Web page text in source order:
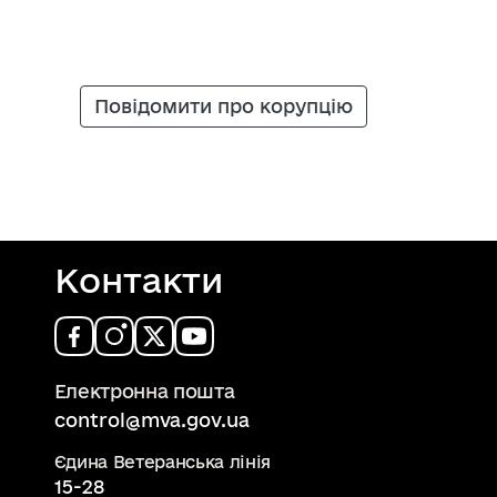
Повідомити про корупцію
Контакти
Електронна пошта
control@mva.gov.ua
Єдина Ветеранська лінія
15-28